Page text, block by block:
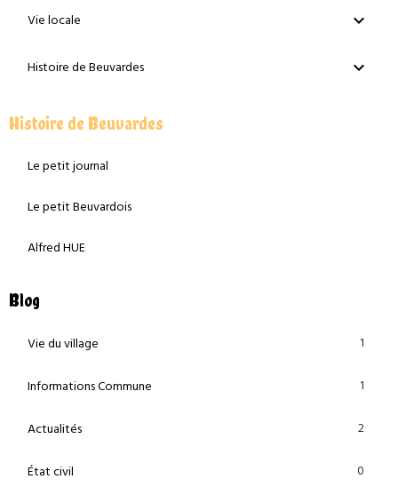
Vie locale
Histoire de Beuvardes
Histoire de Beuvardes
Le petit journal
Le petit Beuvardois
Alfred HUE
Blog
Vie du village 1
Informations Commune 1
Actualités 2
État civil 0